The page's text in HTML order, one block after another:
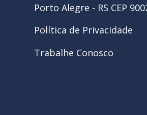
Porto Alegre - RS CEP
Política de Privacidade
Trabalhe Conosco